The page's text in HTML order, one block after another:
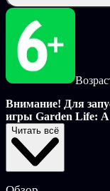
Внимание! Для
игры Garden Life:
Пышный сад,
в набор Garden
и множество
Читать всё